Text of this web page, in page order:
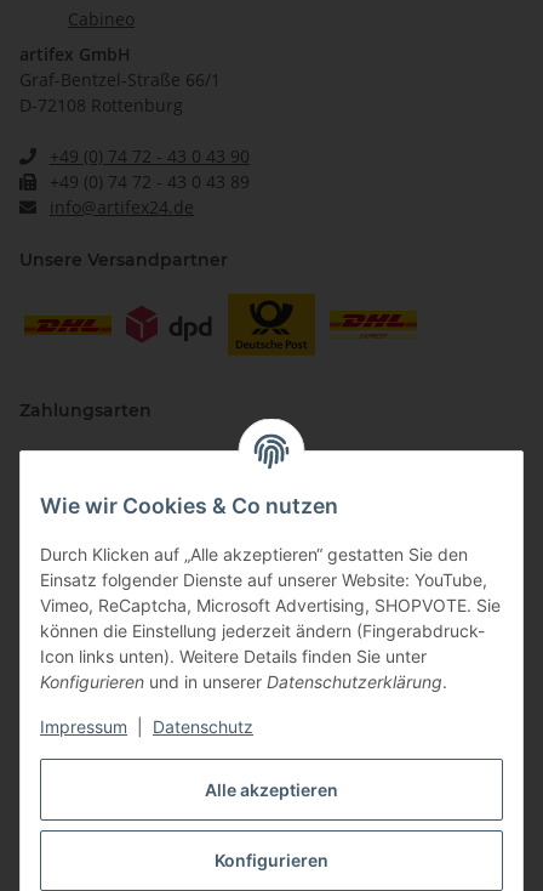
Alle akzeptieren
Konfigurieren
Wie wir Cookies & Co nutzen
Durch Klicken auf „Alle akzeptieren“ gestatten Sie den
Einsatz folgender Dienste auf unserer Website: YouTube,
Vimeo, ReCaptcha, Microsoft Advertising, SHOPVOTE. Sie
können die Einstellung jederzeit ändern (Fingerabdruck-
Icon links unten). Weitere Details finden Sie unter
Konfigurieren und in unserer Datenschutzerklärung.
Impressum Datenschutz
Cabineo
artifex GmbH
Graf-Bentzel-Straße 66/1
D-72108 Rottenburg
+49 (0) 74 72 - 43 0 43 90
+49 (0) 74 72 - 43 0 43 89
info@artifex24.de
Unsere Versandpartner
Zahlungsarten
Vertriebspartner